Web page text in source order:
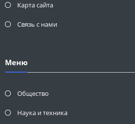
Карта сайта
Связь с нами
Меню
Общество
Наука и техника